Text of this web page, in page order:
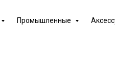
Промышленные